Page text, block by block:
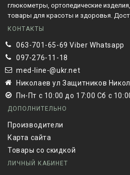
глюкометры, ортопедические
товары для красоты и здоровья.
КОНТАКТЫ
063-701-65-69 Viber Whatsapp
097-276-11-18
med-line-@ukr.net
Николаев ул Защитников
Пн-Пт с 10:00 до 17:00 Сб с
ДОПОЛНИТЕЛЬНО
Производители
Карта сайта
Товары со скидкой
ЛИЧНЫЙ КАБИНЕТ